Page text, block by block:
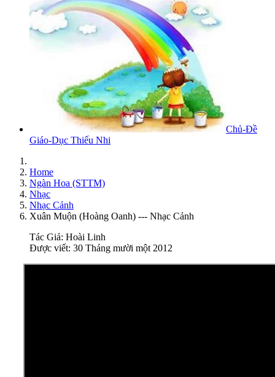
Chủ-Đề
Giáo-Dục Thiếu Nhi
Home
Ngàn Hoa (STTM)
Nhạc
Nhạc Cảnh
Xuân Muộn (Hoàng Oanh) --- Nhạc Cảnh
Tác Giả: Hoài Linh
Được viết: 30 Tháng mười một 2012